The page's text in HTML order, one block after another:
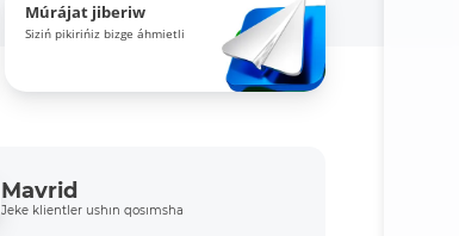
Múrájat jiberiw
Siziń pikirińiz bizge áhmietli
Mavrid
Jeke klientler ushın qosımsha